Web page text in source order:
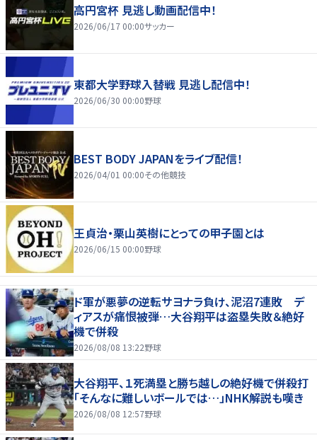
高円宮杯 見逃し動画配信中！
2026/06/17 00:00サッカー
東都大学野球入替戦 見逃し配信中！
2026/06/30 00:00野球
BEST BODY JAPANをライブ配信！
2026/04/01 00:00その他競技
王貞治・栗山英樹にとっての甲子園とは
2026/06/15 00:00野球
ド軍が悪夢の逆転サヨナラ負け、泥沼7連敗 デ
ィアスが痛恨被弾…大谷翔平は盗塁失敗＆絶好
機で併殺
2026/08/08 13:22野球
大谷翔平、１死満塁と勝ち越しの絶好機で併殺打
「そんなに難しいボールでは…」NHK解説も嘆き
2026/08/08 12:57野球